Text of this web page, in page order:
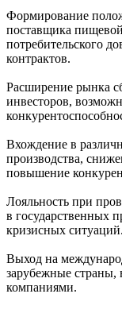
Формирование
поставщика
потребительского
контрактов.
Расширение рынка
инвесторов,
Вхождение в
производства,
повышение
Лояльность при
в государственных
кризисных ситуаций.
Выход на
зарубежные страны,
компаниями.